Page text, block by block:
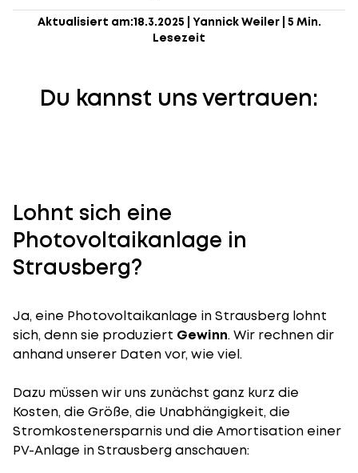
Aktualisiert am:18.3.2025 Yannick Weiler| 5 Min.
Lesezeit
Du kannst uns vertrauen:
Lohnt sich eine
Photovoltaikanlage in
Strausberg?
Ja, eine Photovoltaikanlage in Strausberg lohnt
sich, denn sie produziert Gewinn. Wir rechnen dir
anhand unserer Daten vor, wie viel.
Dazu müssen wir uns zunächst ganz kurz die
Kosten, die Größe, die Unabhängigkeit, die
Stromkostenersparnis und die Amortisation einer
PV-Anlage in Strausberg anschauen: